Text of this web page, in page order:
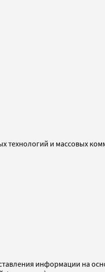
технологий и массовых
информации на